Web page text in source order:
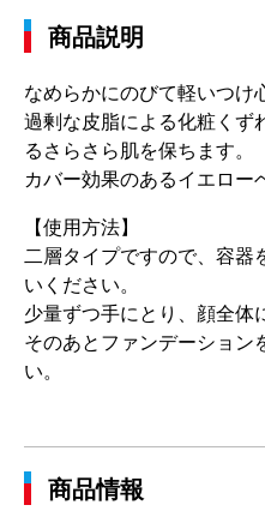
商品説明
なめらかにのびて軽いつけ
過剰な皮脂による化粧くず
るさらさら肌を保ちます。
カバー効果のあるイエロー
【使用方法】
二層タイプですので、容器
いください。
少量ずつ手にとり、顔全体
そのあとファンデーション
い。
商品情報